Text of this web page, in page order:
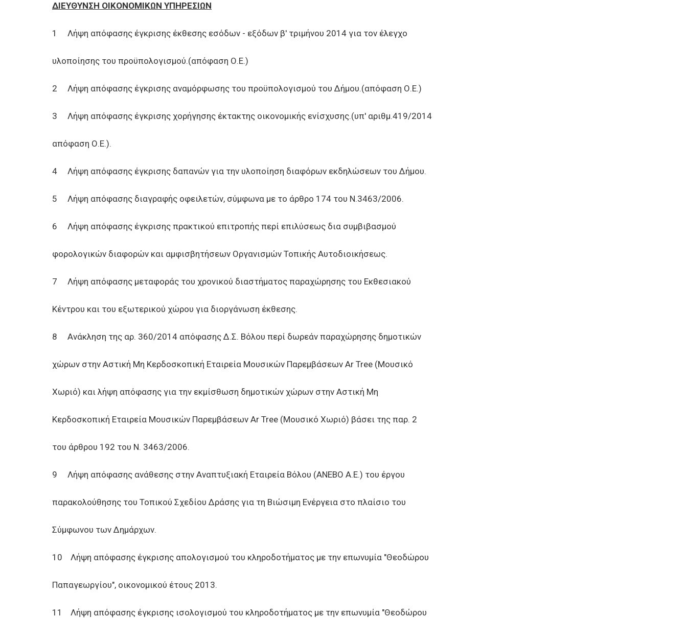
ΔΙΕΥΘΥΝΣΗ ΟΙΚΟΝΟΜΙΚΩΝ ΥΠΗΡΕΣΙΩΝ
1 Λήψη απόφασης έγκρισης έκθεσης εσόδων - εξόδων β' τριμήνου 2014 για τον έλεγχο
υλοποίησης του προϋπολογισμού.(απόφαση Ο.Ε.)
2 Λήψη απόφασης έγκρισης αναμόρφωσης του προϋπολογισμού του Δήμου.(απόφαση Ο.Ε.)
3 Λήψη απόφασης έγκρισης χορήγησης έκτακτης οικονομικής ενίσχυσης.(υπ' αριθμ.419/2014
απόφαση Ο.Ε.).
4 Λήψη απόφασης έγκρισης δαπανών για την υλοποίηση διαφόρων εκδηλώσεων του Δήμου.
5 Λήψη απόφασης διαγραφής οφειλετών, σύμφωνα με το άρθρο 174 του Ν.3463/2006.
6 Λήψη απόφασης έγκρισης πρακτικού επιτροπής περί επιλύσεως δια συμβιβασμού
φορολογικών διαφορών και αμφισβητήσεων Οργανισμών Τοπικής Αυτοδιοικήσεως.
7 Λήψη απόφασης μεταφοράς του χρονικού διαστήματος παραχώρησης του Εκθεσιακού
Κέντρου και του εξωτερικού χώρου για διοργάνωση έκθεσης.
8 Ανάκληση της αρ. 360/2014 απόφασης Δ.Σ. Βόλου περί δωρεάν παραχώρησης δημοτικών
χώρων στην Αστική Μη Κερδοσκοπική Εταιρεία Μουσικών Παρεμβάσεων Ar Tree (Μουσικό
Χωριό) και λήψη απόφασης για την εκμίσθωση δημοτικών χώρων στην Αστική Μη
Κερδοσκοπική Εταιρεία Μουσικών Παρεμβάσεων Ar Tree (Μουσικό Χωριό) βάσει της παρ. 2
του άρθρου 192 του Ν. 3463/2006.
9 Λήψη απόφασης ανάθεσης στην Αναπτυξιακή Εταιρεία Βόλου (ΑΝΕΒΟ Α.Ε.) του έργου
παρακολούθησης του Τοπικού Σχεδίου Δράσης για τη Βιώσιμη Ενέργεια στο πλαίσιο του
Σύμφωνου των Δημάρχων.
10 Λήψη απόφασης έγκρισης απολογισμού του κληροδοτήματος με την επωνυμία "Θεοδώρου
Παπαγεωργίου", οικονομικού έτους 2013.
11 Λήψη απόφασης έγκρισης ισολογισμού του κληροδοτήματος με την επωνυμία "Θεοδώρου